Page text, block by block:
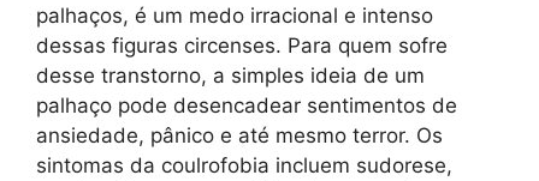
palhaços, é um medo irracional e intenso
dessas figuras circenses. Para quem sofre
desse transtorno, a simples ideia de um
palhaço pode desencadear sentimentos de
ansiedade, pânico e até mesmo terror. Os
sintomas da coulrofobia incluem sudorese,